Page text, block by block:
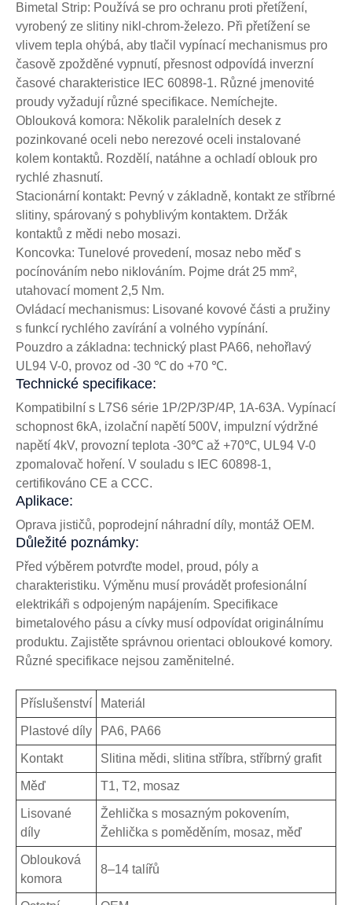
Bimetal Strip: Používá se pro ochranu proti přetížení,
vyrobený ze slitiny nikl-chrom-železo. Při přetížení se
vlivem tepla ohýbá, aby tlačil vypínací mechanismus pro
časově zpožděné vypnutí, přesnost odpovídá inverzní
časové charakteristice IEC 60898-1. Různé jmenovité
proudy vyžadují různé specifikace. Nemíchejte.
Oblouková komora: Několik paralelních desek z
pozinkované oceli nebo nerezové oceli instalované
kolem kontaktů. Rozdělí, natáhne a ochladí oblouk pro
rychlé zhasnutí.
Stacionární kontakt: Pevný v základně, kontakt ze stříbrné
slitiny, spárovaný s pohyblivým kontaktem. Držák
kontaktů z mědi nebo mosazi.
Koncovka: Tunelové provedení, mosaz nebo měď s
pocínováním nebo niklováním. Pojme drát 25 mm²,
utahovací moment 2,5 Nm.
Ovládací mechanismus: Lisované kovové části a pružiny
s funkcí rychlého zavírání a volného vypínání.
Pouzdro a základna: technický plast PA66, nehořlavý
UL94 V-0, provoz od -30 ℃ do +70 ℃.
Technické specifikace:
Kompatibilní s L7S6 série 1P/2P/3P/4P, 1A-63A. Vypínací
schopnost 6kA, izolační napětí 500V, impulzní výdržné
napětí 4kV, provozní teplota -30℃ až +70℃, UL94 V-0
zpomalovač hoření. V souladu s IEC 60898-1,
certifikováno CE a CCC.
Aplikace:
Oprava jističů, poprodejní náhradní díly, montáž OEM.
Důležité poznámky:
Před výběrem potvrďte model, proud, póly a
charakteristiku. Výměnu musí provádět profesionální
elektrikáři s odpojeným napájením. Specifikace
bimetalového pásu a cívky musí odpovídat originálnímu
produktu. Zajistěte správnou orientaci obloukové komory.
Různé specifikace nejsou zaměnitelné.
Příslušenství Materiál
Plastové díly PA6, PA66
Kontakt Slitina mědi, slitina stříbra, stříbrný grafit
Měď T1, T2, mosaz
Lisované
díly
Žehlička s mosazným pokovením,
Žehlička s poměděním, mosaz, měď
Oblouková
komora
8–14 talířů